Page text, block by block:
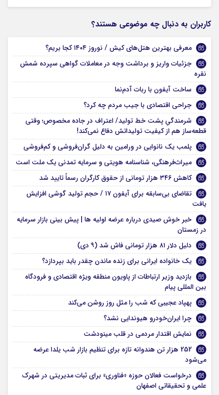
کاربران به دنبال چه موضوعی هستند؟
معرفی بهترین هتل‌های کیش / نوروز ۱۴۰۴ کجا بریم؟
جزئیات واریز و برداشت وجه در معاملات گواهی سپرده شمش
نقره
ساخت آیفون با ربات آدم‌نما
جراحی اقتصادی با جیب مردم چه کرد؟
شرمندگیِ پشت خط تولید/ اعتراف در جاده مخصوص؛ وقتی
قطعه‌ساز هم از کیفیت تولیداتش دفاع نمی‌کند!
پلمب یک نانوایی در ورامین به دلیل گران‌فروشی و کم‌فروشی
میراث‌فرهنگی، شناسنامه هویتی و سرمایه تمدنی یک ملت است
کاهش ۳۴۶ هزار تومانی از حقوق کارگران رسماً تایید شد
تقاضای بی‌سابقه برای آیفون ۱۷ / حجم تولید گوشی افزایش
یافت
خبر خوش صیدی درباره عرضه اولیه ها | پیش بینی بازار سرمایه
در زمستان
دلیل دلار ۸۱ هزار تومانی فاش شد (۹ دی)
یک خانواده ایرانی برای زنده ماندن چقدر باید بپردازد؟
بازدید وزیر ارتباطات از پاویون منطقه ویژه اقتصادی و فرودگاه
بین المللی پیام
پهپاد عجیبی که شب را مثل روز روشن می‌کند
چرا ایران‌خودرو هیوندایی نشد؟
نمایش اقتدار مردمی در قلب مینودشت
252 هزار تن هندوانه تازه برای تنظیم بازار شب یلدا عرضه
می‌شود
درخواست فعالان حوزه «فناوری» برای ثبات مدیریتی در شهرک
علمی و تحقیقاتی اصفهان